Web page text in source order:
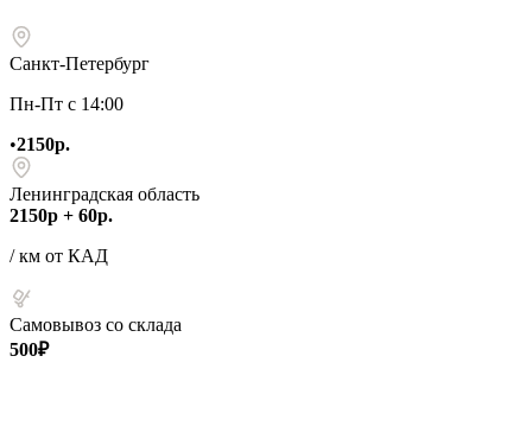
Санкт-Петербург
Пн-Пт с 14:00
•2150р.
Ленинградская область
2150р + 60р.
/ км от КАД
Самовывоз со склада
500₽